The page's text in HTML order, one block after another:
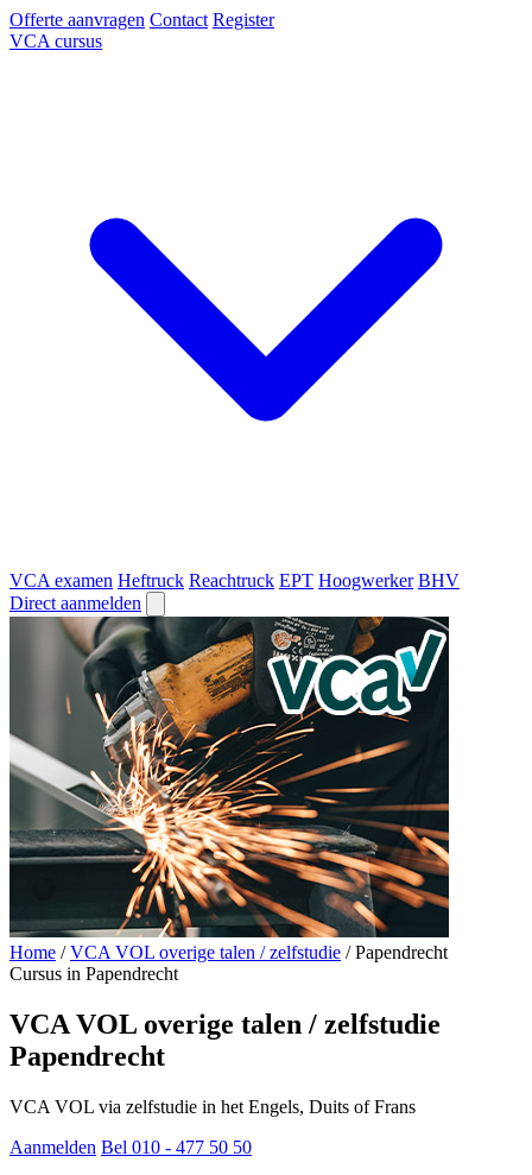
Offerte aanvragen Contact Register
VCA cursus
VCA examen Heftruck Reachtruck EPT Hoogwerker BHV
Direct aanmelden
Home / VCA VOL overige talen / zelfstudie / Papendrecht
Cursus in Papendrecht
VCA VOL overige talen / zelfstudie
Papendrecht
VCA VOL via zelfstudie in het Engels, Duits of Frans
Aanmelden Bel 010 - 477 50 50